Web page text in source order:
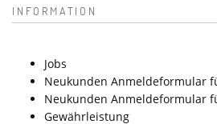
INFORMATION
Jobs
Neukunden Anmeldeformular
Neukunden Anmeldeformular
Gewährleistung